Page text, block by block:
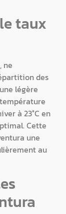
taux
ne
des
légère
à 23°C en
Cette
une
au